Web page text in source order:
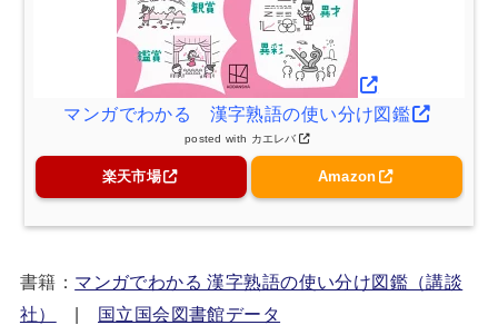
マンガでわかる 漢字熟語の使い分け図鑑
posted with カエレバ
楽天市場 Amazon
書籍： マンガでわかる 漢字熟語の使い分け図鑑（講談
社）
| 国立国会図書館データ